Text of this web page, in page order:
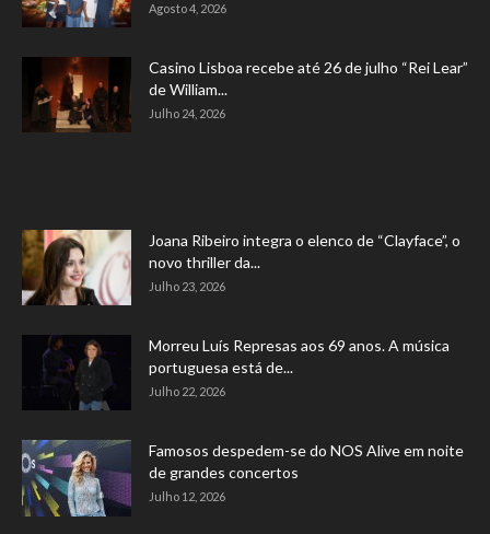
Agosto 4, 2026
Casino Lisboa recebe até 26 de julho “Rei Lear”
de William...
Julho 24, 2026
Joana Ribeiro integra o elenco de “Clayface”, o
novo thriller da...
Julho 23, 2026
Morreu Luís Represas aos 69 anos. A música
portuguesa está de...
Julho 22, 2026
Famosos despedem-se do NOS Alive em noite
de grandes concertos
Julho 12, 2026